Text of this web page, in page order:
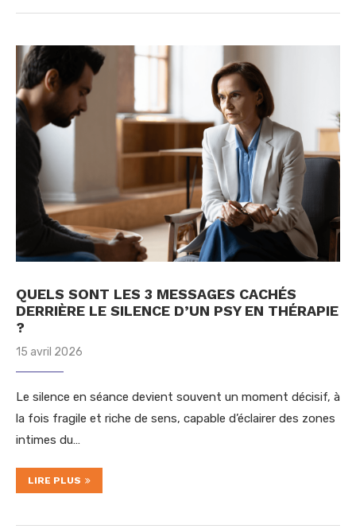
QUELS SONT LES 3 MESSAGES CACHÉS
DERRIÈRE LE SILENCE D’UN PSY EN THÉRAPIE
?
15 avril 2026
Le silence en séance devient souvent un moment décisif, à
la fois fragile et riche de sens, capable d’éclairer des zones
intimes du…
LIRE PLUS